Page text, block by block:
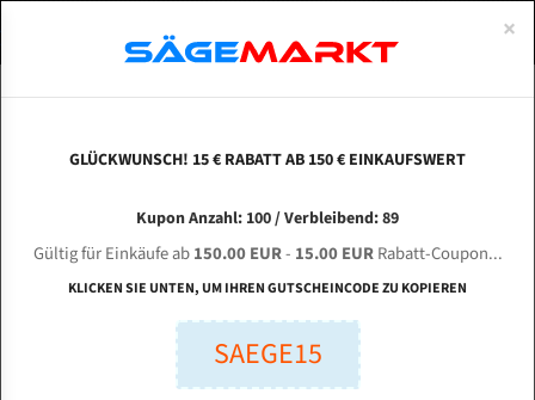
DANOBAT VP 70.50.210 für 5675 mm Bi-Metall
Bandsägeblätter
Bandsägeblätter für Danobat
Länge (mm):
ABOUTS
ENGLISH
Bi-Metall Meterware
Fleischerei Bandsägeblätter
Bandmesser Glatt Meterware
×
GLÜCKWUNSCH! 15 € RABATT AB 150 € EINKAUFSWERT
Kupon Anzahl: 100 / Verbleibend: 89
Gültig für Einkäufe ab150.00 EUR- 15.00 EURRabatt-Coupon...
KLICKEN SIE UNTEN, UM IHREN GUTSCHEINCODE ZU KOPIEREN
SAEGE15